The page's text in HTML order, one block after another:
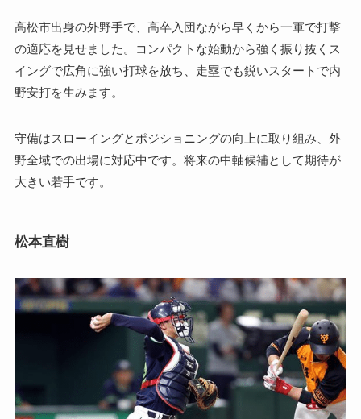
高松市出身の外野手で、高卒入団ながら早くから一軍で打撃
の適応を見せました。コンパクトな始動から強く振り抜くス
イングで広角に強い打球を放ち、走塁でも鋭いスタートで内
野安打を生みます。
守備はスローイングとポジショニングの向上に取り組み、外
野全域での出場に対応中です。将来の中軸候補として期待が
大きい若手です。
松本直樹